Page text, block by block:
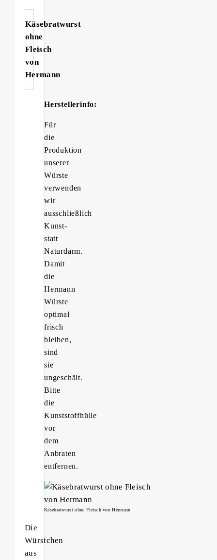
Käsebratwurst
ohne
Fleisch
von
Hermann
Herstellerinfo:
Für
die
Produktion
unserer
Würste
verwenden
wir
ausschließlich
Kunst-
statt
Naturdarm.
Damit
die
Hermann
Würste
optimal
frisch
bleiben,
sind
sie
ungeschält.
Bitte
die
Kunststoffhülle
vor
dem
Anbraten
entfernen.
Käsebratwurst ohne Fleisch von Hermann
Die
Würstchen
aus